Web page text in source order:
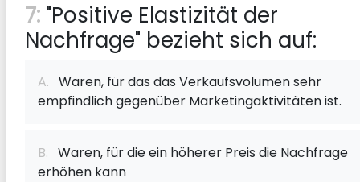
7: "Positive Elastizität der
Nachfrage" bezieht sich auf:
A. Waren, für das das Verkaufsvolumen sehr
empfindlich gegenüber Marketingaktivitäten ist.
B. Waren, für die ein höherer Preis die Nachfrage
erhöhen kann